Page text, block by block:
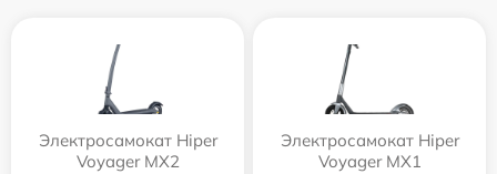
Электросамокат Hiper
Voyager MX2
Электросамокат Hiper
Voyager MX1